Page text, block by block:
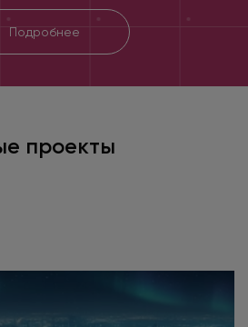
Подробнее
проекты